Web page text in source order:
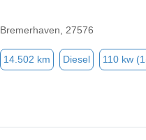
Bremerhaven, 27576
14.502 km Diesel 110 kw